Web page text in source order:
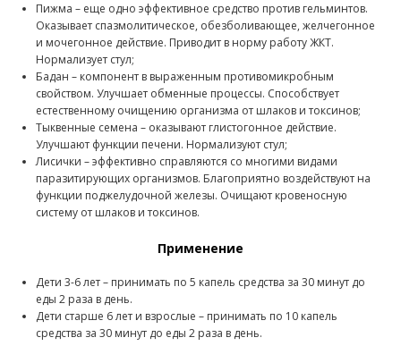
Пижма – еще одно эффективное средство против гельминтов.
Оказывает спазмолитическое, обезболивающее, желчегонное
и мочегонное действие. Приводит в норму работу ЖКТ.
Нормализует стул;
Бадан – компонент в выраженным противомикробным
свойством. Улучшает обменные процессы. Способствует
естественному очищению организма от шлаков и токсинов;
Тыквенные семена – оказывают глистогонное действие.
Улучшают функции печени. Нормализуют стул;
Лисички – эффективно справляются со многими видами
паразитирующих организмов. Благоприятно воздействуют на
функции поджелудочной железы. Очищают кровеносную
систему от шлаков и токсинов.
Применение
Дети 3-6 лет – принимать по 5 капель средства за 30 минут до
еды 2 раза в день.
Дети старше 6 лет и взрослые – принимать по 10 капель
средства за 30 минут до еды 2 раза в день.